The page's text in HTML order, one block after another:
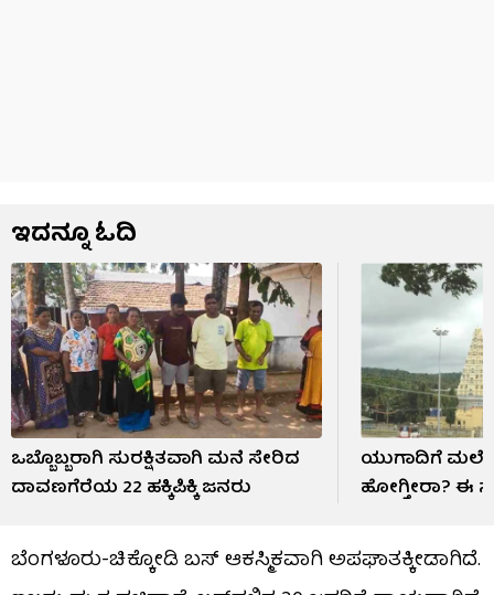
ಇದನ್ನೂ ಓದಿ
ಒಬ್ಬೊಬ್ಬರಾಗಿ ಸುರಕ್ಷಿತವಾಗಿ ಮನೆ ಸೇರಿದ
ದಾವಣಗೆರೆಯ 22 ಹಕ್ಕಿಪಿಕ್ಕಿ ಜನರು
ಯುಗಾದಿಗೆ
ಹೋಗ್ತೀರಾ?
ಬೆಂಗಳೂರು-ಚಿಕ್ಕೋಡಿ ಬಸ್ ಆಕಸ್ಮಿಕವಾಗಿ ಅಪಘಾತಕ್ಕೀಡಾಗಿದೆ.